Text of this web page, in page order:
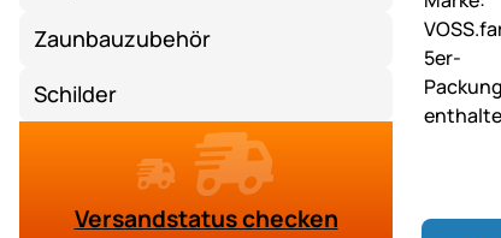
Zaunbauzubehör
Schilder
Versandstatus checken